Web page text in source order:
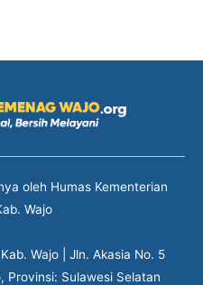
oleh Humas Kementerian
Wajo
Wajo | Jln. Akasia No. 5
Provinsi: Sulawesi Selatan